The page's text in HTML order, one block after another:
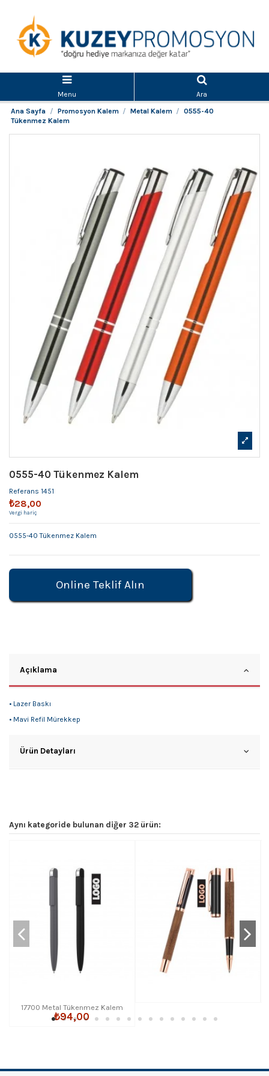
Menu
Ara
Ana Sayfa
Promosyon Kalem Metal Kalem
0555-40
Tükenmez Kalem
0555-40 Tükenmez Kalem
Referans 1451
₺28,00
Vergi hariç
0555-40 Tükenmez Kalem
Online Teklif Alın
Açıklama
• Lazer Baskı
• Mavi Refil Mürekkep
Ürün Detayları
Aynı kategoride bulunan diğer 32 ürün:
17700 Metal Tükenmez Kalem
₺94,00